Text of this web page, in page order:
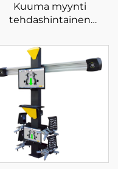
Kuuma myynti
tehdashintainen
laser ja kevyt
automaattinen pyörän
tasapainotin